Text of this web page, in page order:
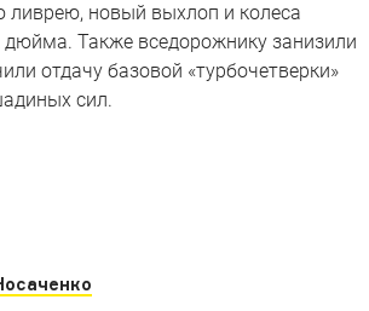
ливрею, новый выхлоп и колеса
Также вседорожнику занизили
отдачу базовой «турбочетверки»
сил.
полиции, ГИБДД и других